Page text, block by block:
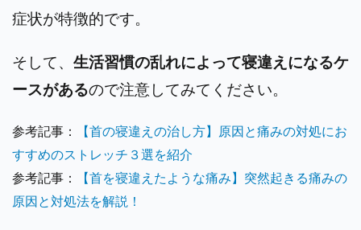
症状が特徴的です。
そして、 生活習慣の乱れによって寝違えになるケ
ースがあるので注意してみてください。
参考記事：
【首の寝違えの治し方】原因と痛みの対処にお
すすめのストレッチ３選を紹介
参考記事：
【首を寝違えたような痛み】突然起きる痛みの
原因と対処法を解説！